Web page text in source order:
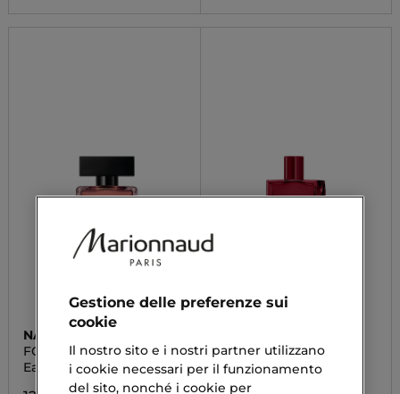
NARCISO RODRIGUEZ
FOR HER MUSC NOIR
ROSE
Eau de Parfum
THIS IS HER! RED HOT
Eau De Parfum
Gestione delle preferenze sui
cookie
Il nostro sito e i nostri partner utilizzano
i cookie necessari per il funzionamento
del sito, nonché i cookie per